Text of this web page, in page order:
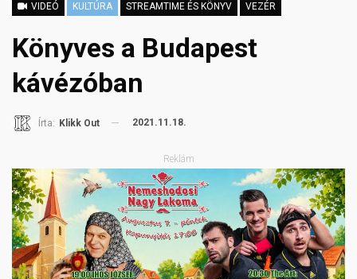
VIDEÓ KULTÚRA STREAMTIME ÉS KÖNYV VEZÉR
Könyves a Budapest
kávézóban
Írta: Klikk Out 2021.11.18.
Reklám